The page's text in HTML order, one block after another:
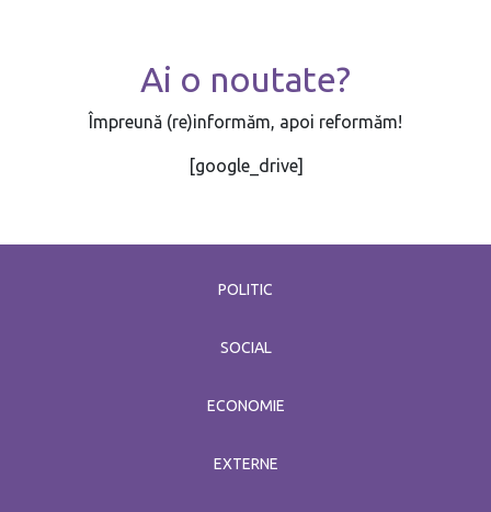
Ai o noutate?
Împreună (re)informăm, apoi reformăm!
[google_drive]
POLITIC
SOCIAL
ECONOMIE
EXTERNE